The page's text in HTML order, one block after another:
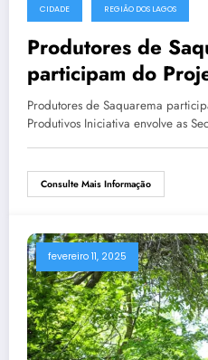
CIDADE REGIÃO DOS LAGOS
Produtores de
participam do
Produtivos
Produtores de Saquarema
Produtivos Iniciativa envolve as
Consulte Mais Informação
fevereiro 11, 2025